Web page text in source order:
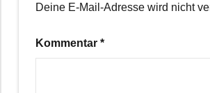
Deine E-Mail-Adresse wird nicht
Kommentar *